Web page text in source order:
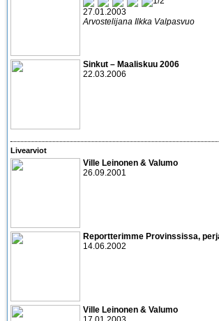
27.01.2003
Arvostelijana Ilkka Valpasvuo
Sinkut – Maaliskuu 2006
22.03.2006
Livearviot
Ville Leinonen & Valumo
26.09.2001
Reportterimme Provinssissa,
14.06.2002
Ville Leinonen & Valumo